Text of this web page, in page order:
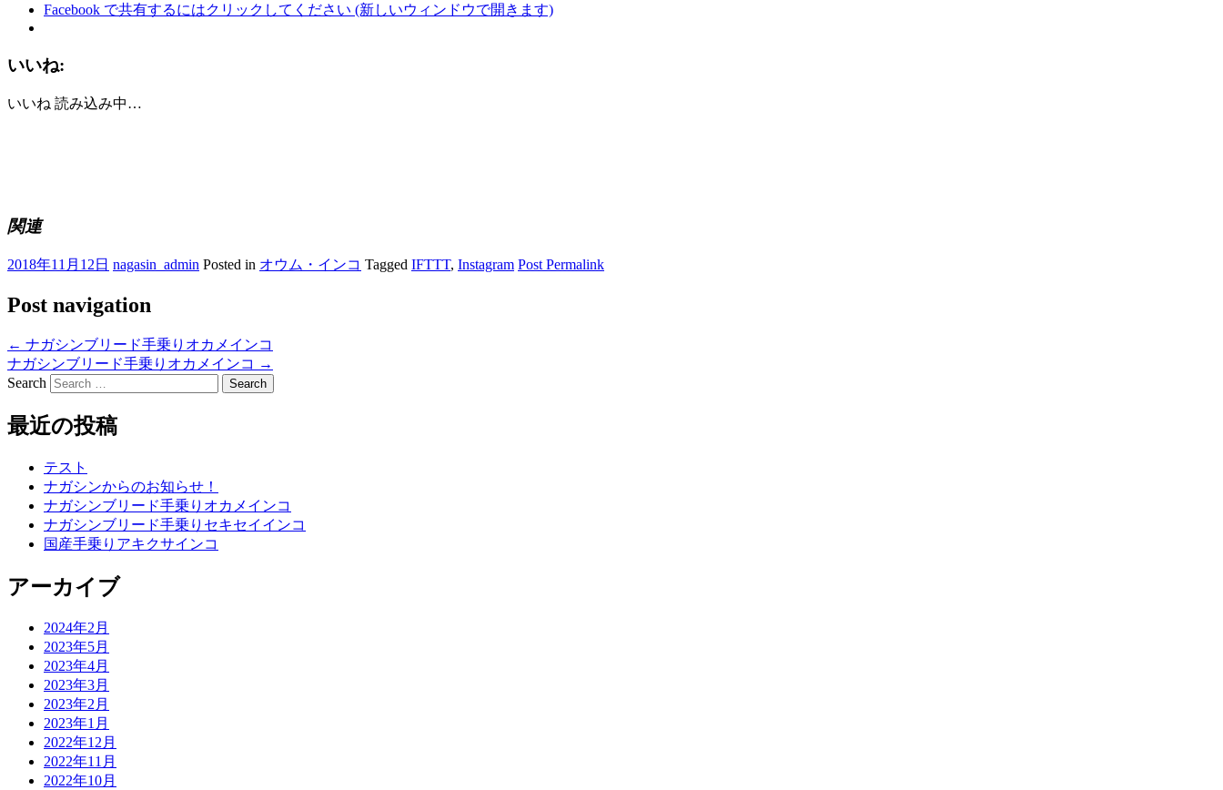
Facebook で共有するにはクリックしてください (新しいウィンドウで開きます)
いいね:
いいね 読み込み中…
関連
2018年11月12日 nagasin_admin Posted in オウム・インコ Tagged IFTTT, Instagram Post Permalink
Post navigation
← ナガシンブリード手乗りオカメインコ
ナガシンブリード手乗りオカメインコ →
Search
最近の投稿
テスト
ナガシンからのお知らせ！
ナガシンブリード手乗りオカメインコ
ナガシンブリード手乗りセキセイインコ
国産手乗りアキクサインコ
アーカイブ
2024年2月
2023年5月
2023年4月
2023年3月
2023年2月
2023年1月
2022年12月
2022年11月
2022年10月